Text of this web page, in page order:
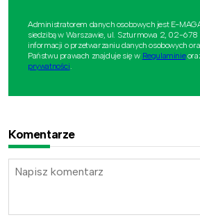
Administratorem danych osobowych jest E-
siedzibą w Warszawie, ul. Szturmowa 2, 02-678
informacji o przetwarzaniu danych osobowych
Państwu prawach znajduje się w Regulaminie
prywatności.
Komentarze